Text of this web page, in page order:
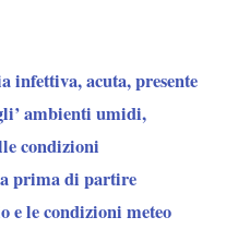
infettiva, acuta, presente
ambienti umidi,
condizioni
prima di partire
e le condizioni meteo